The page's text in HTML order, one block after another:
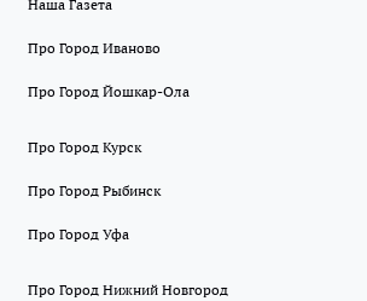
Наша Газета
Про Город Иваново
Про Город Йошкар-Ола
Про Город Курск
Про Город Рыбинск
Про Город Уфа
Про Город Нижний Новгород